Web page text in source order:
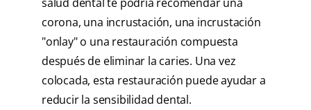
corona, una incrustación, una incrustación
"onlay" o una restauración compuesta
después de eliminar la caries. Una vez
colocada, esta restauración puede ayudar a
reducir la sensibilidad dental.